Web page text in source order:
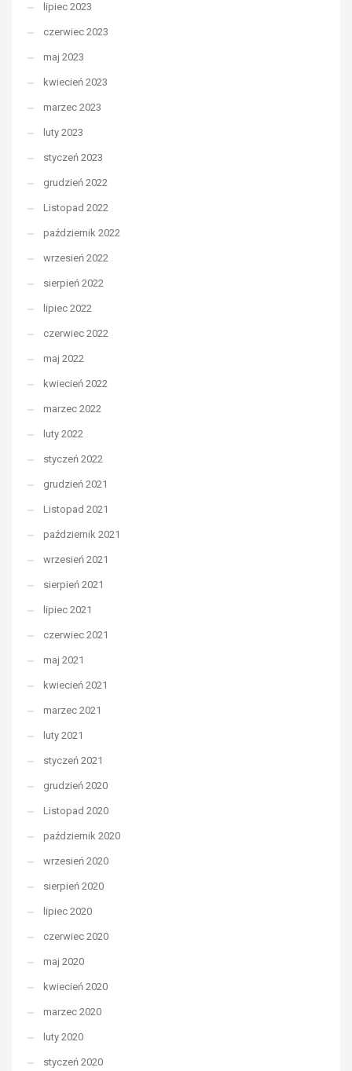
lipiec 2023
czerwiec 2023
maj 2023
kwiecień 2023
marzec 2023
luty 2023
styczeń 2023
grudzień 2022
Listopad 2022
październik 2022
wrzesień 2022
sierpień 2022
lipiec 2022
czerwiec 2022
maj 2022
kwiecień 2022
marzec 2022
luty 2022
styczeń 2022
grudzień 2021
Listopad 2021
październik 2021
wrzesień 2021
sierpień 2021
lipiec 2021
czerwiec 2021
maj 2021
kwiecień 2021
marzec 2021
luty 2021
styczeń 2021
grudzień 2020
Listopad 2020
październik 2020
wrzesień 2020
sierpień 2020
lipiec 2020
czerwiec 2020
maj 2020
kwiecień 2020
marzec 2020
luty 2020
styczeń 2020